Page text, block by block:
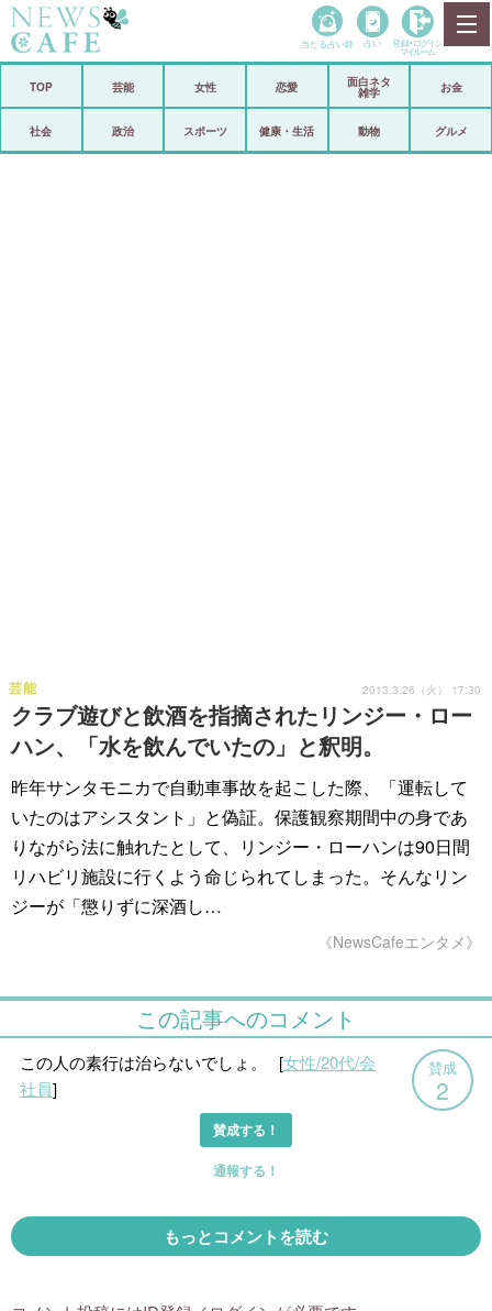
政治
当たる占い師 占い 登録• ログイン
マイルーム
TOP 芸能 女性 恋愛
面白ネタ
雑学
お金
社会 政治 スポーツ 健康・生活 動物 グルメ
クラブ遊びと飲酒を指摘されたリンジー・ロー
ハン、「水を飲んでいたの」と釈明。
芸能 2013.3.26（火） 17:30
昨年サンタモニカで自動車事故を起こした際、「運転して
いたのはアシスタント」と偽証。保護観察期間中の身であ
りながら法に触れたとして、リンジー・ローハンは90日間
リハビリ施設に行くよう命じられてしまった。そんなリン
ジーが「懲りずに深酒し…
《NewsCafeエンタメ》